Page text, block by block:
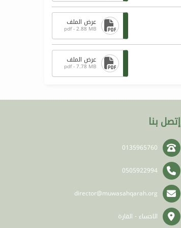
عرض الملف
pdf - 2.88 MB
عرض الملف
pdf - 7.78 MB
إتصل بنا
0135965760
0505922994
director@muwasahqarah.org
الاحساء - القارة